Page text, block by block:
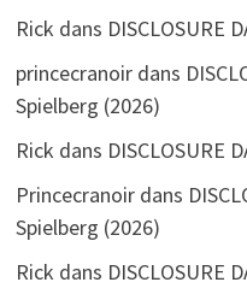
Rick dans DISCLOSURE
princecranoirdans
Spielberg (2026)
Rick dans DISCLOSURE
Princecranoirdans
Spielberg (2026)
Rick dans DISCLOSURE